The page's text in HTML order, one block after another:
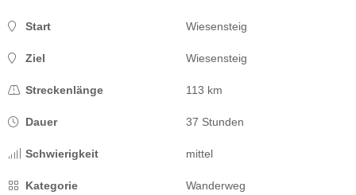
Start Wiesensteig
Ziel Wiesensteig
Streckenlänge 113 km
Dauer 37 Stunden
Schwierigkeit mittel
Kategorie Wanderweg